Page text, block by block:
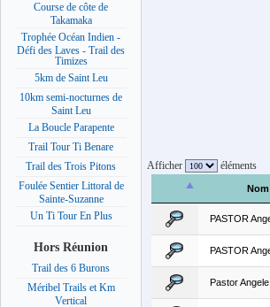
Course de côte de
Takamaka
Trophée Océan Indien -
Défi des Laves - Trail des
Timizes
5km de Saint Leu
10km semi-nocturnes de
Saint Leu
La Boucle Parapente
Trail Tour Ti Benare
Trail des Trois Pitons
Foulée Sentier Littoral de
Sainte-Suzanne
Un Ti Tour En Plus
Hors Réunion
Trail des 6 Burons
Méribel Trails et Km
Vertical
Afficher éléments
PASTOR
PASTOR
Pastor Angele